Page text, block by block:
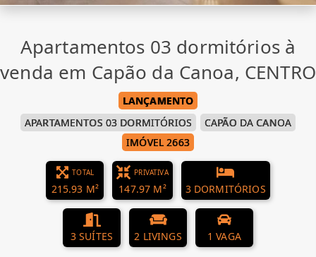
Apartamentos 03 dormitórios à
venda em Capão da Canoa, CENTRO
LANÇAMENTO
APARTAMENTOS 03 DORMITÓRIOS
CAPÃO DA CANOA
IMÓVEL 2663
TOTAL
215.93 M²
PRIVATIVA
147.97 M² 3 DORMITÓRIOS
3 SUÍTES 2 LIVINGS 1 VAGA